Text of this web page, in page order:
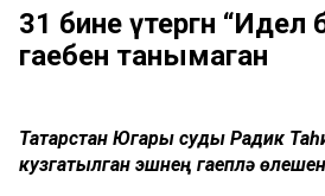
31 әбине үтергән
гаебен танымаган
Татарстан Югары суды Радик
кузгатылган эшнең гаепләү